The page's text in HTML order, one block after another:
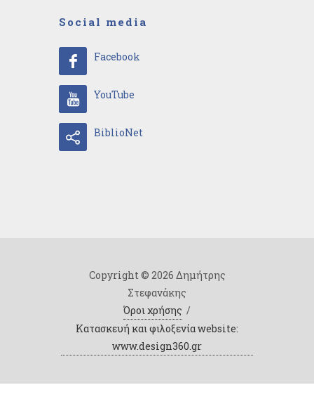
Social media
Facebook
YouTube
BiblioNet
Copyright © 2026 Δημήτρης
Στεφανάκης
Όροι χρήσης /
Κατασκευή και φιλοξενία website:
www.design360.gr